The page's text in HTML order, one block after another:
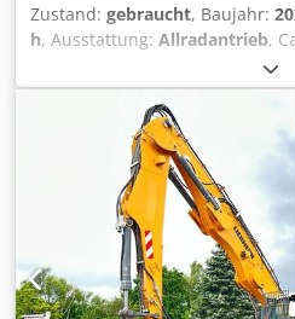
Zustand: gebraucht, Baujahr:
h, Ausstattung: Allradantrieb,
Motor: Cat C4.4 ? Leistung (ISO
? Hubraum: 4,4 l ? Zylinder: 4 ?
Crjdpszqx Rtjfx Acmef
bis ca. 35 km/h * Antrieb:
Lenkung: Allrad mit
Dieseltank: ca. 350 Liter *
Hydraulik mit mehreren
Klimaanlage Erst 2600
Zustand